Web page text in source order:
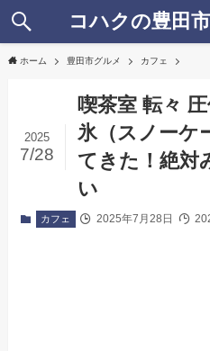
コハクの豊田
ホーム 豊田市グルメ カフェ
喫茶室 転々
氷（スノーケ
てきた！絶対
い
2025
7/28
カフェ 2025年7月28日